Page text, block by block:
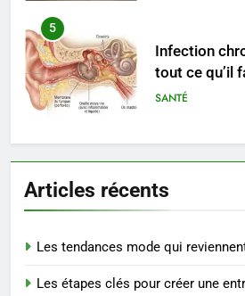
5
Infection
tout ce qu’il
saignements
SANTÉ
6
peau
Ordinary
SANTÉ
Prévenir les
Articles récents
Les tendances mode qui
Les étapes clés pour créer une